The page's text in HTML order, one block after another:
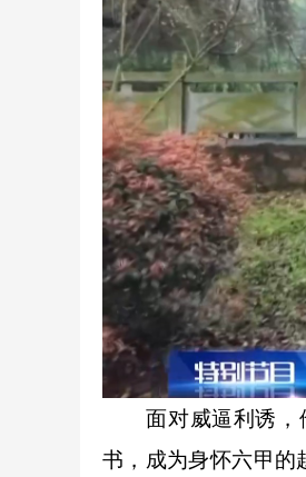
面对威逼利诱，他
书，成为身怀六甲的